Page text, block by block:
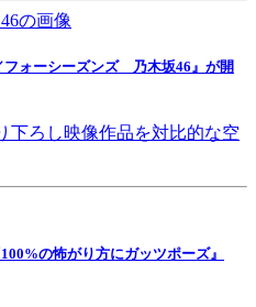
フォーシーズンズ 乃木坂46』が開
下ろし映像作品を対比的な空
の怖がり方にガッツポーズ』